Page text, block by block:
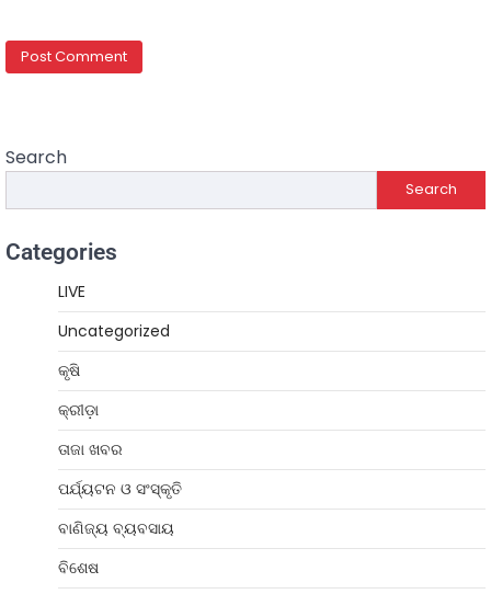
Search
Search
Categories
LIVE
Uncategorized
କୃଷି
କ୍ରୀଡ଼ା
ତାଜା ଖବର
ପର୍ଯ୍ୟଟନ ଓ ସଂସ୍କୃତି
ବାଣିଜ୍ୟ ବ୍ୟବସାୟ
ବିଶେଷ